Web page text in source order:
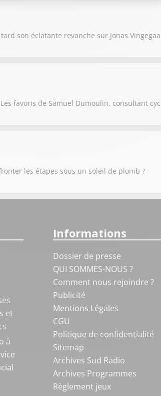
son éclatante revanche sur Jonas
favoris de Samuel Dumoulin, consultant
les étapes sous un soleil de plomb ?
et
à
Informations
Dossier de presse
QUI SOMMES-NOUS ?
Comment nous rejoindre ?
Publicité
Mentions Légales
CGU
Politique de confidentialité
Sitemap
Archives Sud Radio
Archives Programmes
Règlement jeux